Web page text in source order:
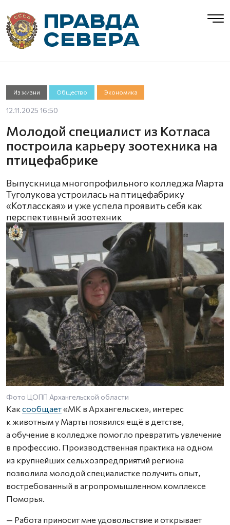
Из жизни Общество Экономика
12.11.2025 16:50
Молодой специалист из Котласа
построила карьеру зоотехника на
птицефабрике
Выпускница многопрофильного колледжа Марта
Туголукова устроилась на птицефабрику
«Котласская» и уже успела проявить себя как
перспективный зоотехник
Фото ЦОПП Архангельской области
Каксообщает«МК в Архангельске», интерес
к животным у Марты появился ещё в детстве,
а обучение в колледже помогло превратить увлечение
в профессию. Производственная практика на одном
из крупнейших сельхозпредприятий региона
позволила молодой специалистке получить опыт,
востребованный в агропромышленном комплексе
Поморья.
— Работа приносит мне удовольствие и открывает